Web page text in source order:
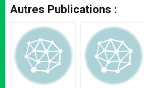
Autres Publications :